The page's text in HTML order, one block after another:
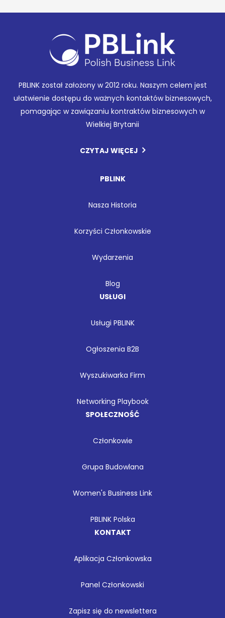
PBLINK został założony w 2012 roku. Naszym celem jest
ułatwienie dostępu do ważnych kontaktów biznesowych,
pomagając w zawiązaniu kontraktów biznesowych w
Wielkiej Brytanii
CZYTAJ WIĘCEJ
PBLINK
Nasza Historia
Korzyści Członkowskie
Wydarzenia
Blog
USŁUGI
Usługi PBLINK
Ogłoszenia B2B
Wyszukiwarka Firm
Networking Playbook
SPOŁECZNOŚĆ
Członkowie
Grupa Budowlana
Women's Business Link
PBLINK Polska
KONTAKT
Aplikacja Członkowska
Panel Członkowski
Zapisz się do newslettera